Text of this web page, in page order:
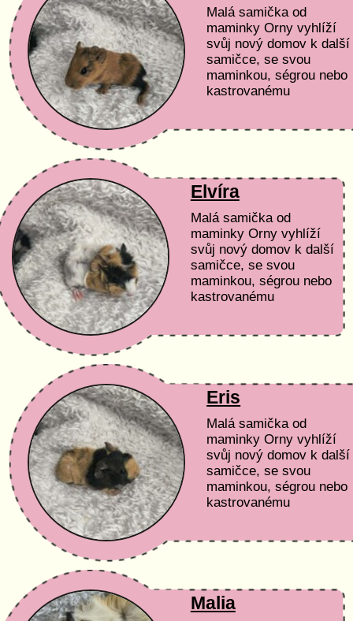
Malá samička od
maminky Orny vyhlíží
svůj nový domov k další
samičce, se svou
maminkou, ségrou nebo
kastrovanému
Elvíra
Malá samička od
maminky Orny vyhlíží
svůj nový domov k další
samičce, se svou
maminkou, ségrou nebo
kastrovanému
Eris
Malá samička od
maminky Orny vyhlíží
svůj nový domov k další
samičce, se svou
maminkou, ségrou nebo
kastrovanému
Malia